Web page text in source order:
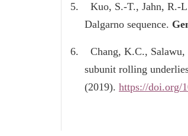
5. Kuo, S.-T., Jahn, R.-
Dalgarno sequence.
6. Chang, K.C.,
subunit rolling
(2019). https://doi.org/